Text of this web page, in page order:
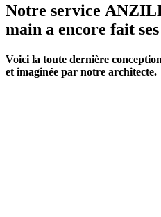
Notre service
main a encore fait
Voici la toute dernière
et imaginée par notre architecte.